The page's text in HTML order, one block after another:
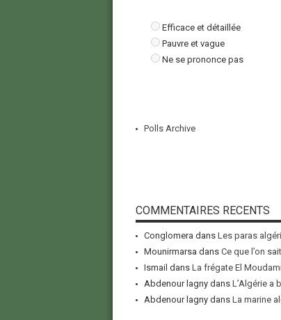
Efficace et détaillée
Pauvre et vague
Ne se prononce pas
Polls Archive
COMMENTAIRES RECENTS
Conglomera dans Les paras
Mounirmarsa dans Ce que l’on
Ismail dans La frégate El
Abdenour lagnydans L’Algérie a
Abdenour lagnydans La marine